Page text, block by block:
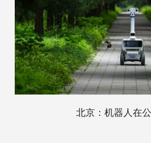
北京：机器人在